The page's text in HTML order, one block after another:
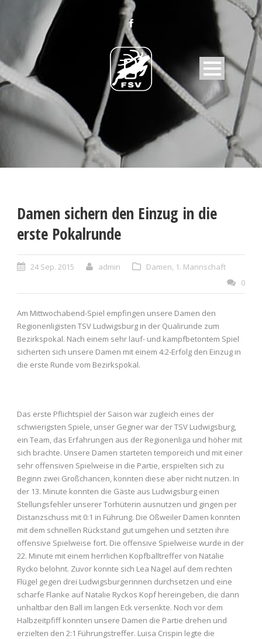
Damen sichern den Einzug in die
erste Pokalrunde
24 Sep. 2015 admin Damen, 1. Mannschaft
0
Am Mittwochabend-Spiel empfingen unsere Damen den
Regionenligisten TSV Ludwigsburg in der Qualirunde zum
Bezirkspokal. Nach einem sehr lauf- und kampfbetontem Spiel
sicherten sich unsere Damen mit einem 4:2-Erfolg den Einzug in
die erste Runde vom Bezirkspokal.
Das erste Pflichtspiel der Saison war zugleich eines der
schwierigsten Spiele, unser Gegner war der TSV Ludwigsburg,
ein Team, das Erfahrungen aus der Regionenliga und höher mit
sich brachte. Unsere Damen starteten temporeich und mit einer
sehr offensiven Spielweise in die Partie, erspielten sich zu
Beginn zwei Großchancen, konnten diese aber nicht nutzen. In
der 13. Minute konnten die Gäste aus Ludwigsburg einen
Stellungsfehler unserer Torhüterin ausnutzen und gingen per
Distanzschuss mit 0:1 in Führung. Die Oßweiler Damen konnten
mit dem schnellen Rückstand gut umgehen und setzten ihre
offensive Spielweise fort. Die offensive Spielweise wurde in der
22. Minute mit einem herrlichen Kopfballtreffer von Natalie
Rycko belohnt. Zuvor konnte sich Lea Nagel auf dem rechten
Flügel gegen drei Ludwigsburgerinnen durchsetzen und eine
scharfe Flanke auf Natalie Ryckos Kopf hereingeben, die dann
unhaltbar den Ball im langen Eck versenkte. Noch vor dem
Halbzeitpfiff konnten unsere Damen die Partie drehen und
erzielten den 2:1 Führungstreffer. Luisa Crispin legte die